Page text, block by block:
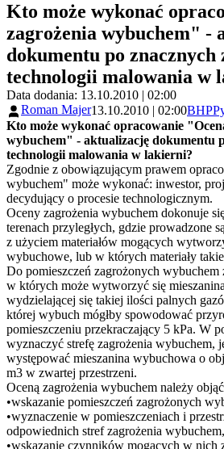
Kto może wykonać
zagrożenia wybuchem" -
dokumentu po znacznych
technologii malowania w
Data dodania: 13.10.2010 | 02:00
Roman Majer13.10.2010 | 02:00BHP
Kto może wykonać opracowanie
wybuchem" - aktualizację dokumentu
technologii malowania w lakierni?
Zgodnie z obowiązującym prawem
wybuchem" może wykonać: inwestor,
decydujący o procesie technologicznym.
Oceny zagrożenia wybuchem dokonuje
terenach przyległych, gdzie prowadzone
z użyciem materiałów mogących
wybuchowe, lub w których materiały
Do pomieszczeń zagrożonych wybuchem
w których może wytworzyć się
wydzielającej się takiej ilości palnych
której wybuch mógłby spowodować
pomieszczeniu przekraczający 5 kPa. W
wyznaczyć strefę zagrożenia wybuchem,
występować mieszanina wybuchowa o
m3 w zwartej przestrzeni.
Oceną zagrożenia wybuchem należy
•wskazanie pomieszczeń zagrożonych
•wyznaczenie w pomieszczeniach i
odpowiednich stref zagrożenia wybuchem,
•wskazanie czynników mogących w nich